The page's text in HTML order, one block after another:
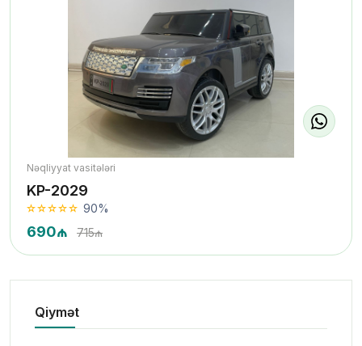
Nəqliyyat vasitələri
KP-2029
90%
690₼ 715₼
Qiymət